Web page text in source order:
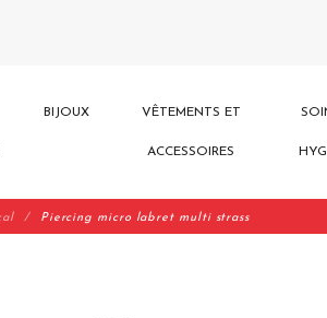
BIJOUX VÊTEMENTS ET
ACCESSOIRES
Piercing micro labret multi strass